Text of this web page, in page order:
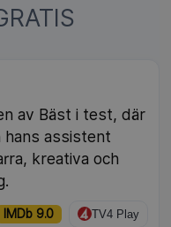
av Bäst i test, där
hans assistent
kreativa och
IMDb 9.0 TV4 Play